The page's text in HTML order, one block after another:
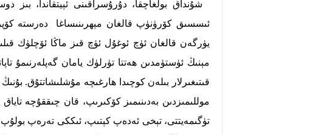
شۇنداق بولغاچقا، دۇرۇسراقىنى ئېيتقاندا، بىز
ئىسسىق كۆرۈنۈپ قالغان مېھرىنىساغا دەرستە
يۈرگەن قالغان ئۈچ ئوغۇل ئۈچ قىز ماڭا ئۆچلۈك
مېنىڭ ئۈستۈمدىن ھەتتا تۈرلۈك يامان گەپلەرنىمۇ
قىتىغىرلار بىلەن كوچىدا ھارغىچە مۇشلىشاتتۇق. بۇنىڭ
موللىمىزدىن بەدىنىمىز كۆكىرىپ، قان چىققۇچە
تۈگىمەيتتى، تېخى ئەدەپ كېتىپ، ئىككى تەرەپ